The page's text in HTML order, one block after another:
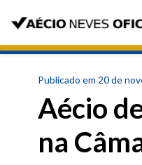
Publicado em 20 de
Aécio
na